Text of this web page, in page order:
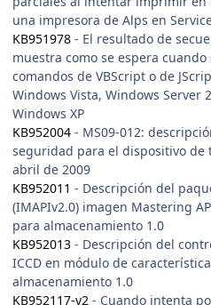
una impresora de Alps en
KB951978 - El resultado de
muestra como se espera
comandos de VBScript o de
Windows Vista, Windows Server
Windows XP
KB952004 - MS09-012:
seguridad para el dispositivo de
abril de 2009
KB952011 - Descripción del
(IMAPIv2.0) imagen Mastering
para almacenamiento 1.0
KB952013 - Descripción del
ICCD en módulo de
almacenamiento 1.0
KB952117-v2 - Cuando intenta